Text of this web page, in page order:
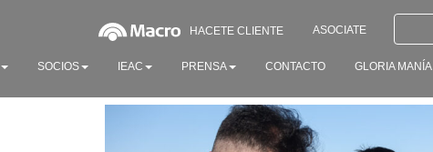
HACETE CLIENTE ASOCIATE
SOCIOS IEAC PRENSA CONTACTO GLORIA MANÍA